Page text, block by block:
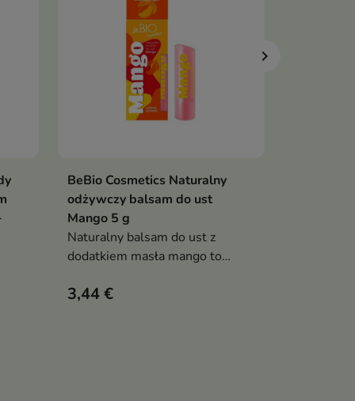
Dodaj do koszyka
BeBio Cosmetics Naturalny
odżywczy balsam do ust
Mango 5 g
Naturalny balsam do ust z
dodatkiem masła mango to
wymagających nawilżenia,
3,44 €